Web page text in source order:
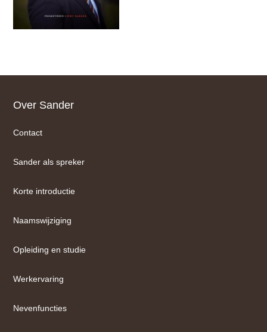
Footer
Over Sander
Contact
Sander als spreker
Korte introductie
Naamswijziging
Opleiding en studie
Werkervaring
Nevenfuncties